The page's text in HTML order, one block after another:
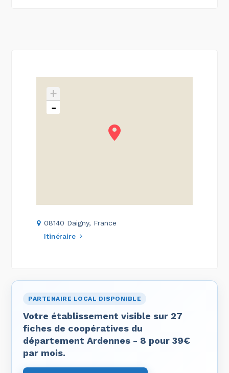
+
-
08140 Daigny, France
Itinéraire
PARTENAIRE LOCAL DISPONIBLE
Votre établissement visible sur 27
fiches de coopératives du
département Ardennes - 8 pour 39€
par mois.